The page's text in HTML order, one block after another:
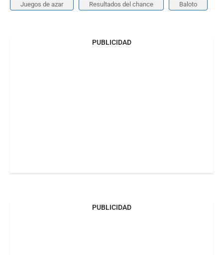
Juegos de azar Resultados del chance Baloto
PUBLICIDAD
PUBLICIDAD